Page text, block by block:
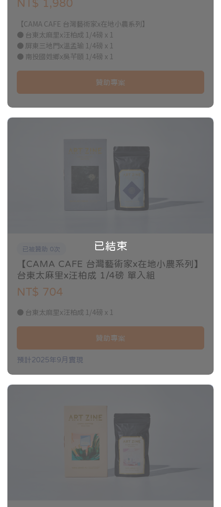
NT$ 1,980
【CAMA CAFE 台灣藝術家x在地小農系列】
● 台東太麻里x汪柏成 1/4磅 x 1
● 屏東三地門x溫孟瑜 1/4磅 x 1
● 南投國姓鄉x吳芊頤 1/4磅 x 1
贊助專案
已結束
已被贊助 0次
【CAMA CAFE 台灣藝術家x在地小農系列】
台東太麻里x汪柏成 1/4磅 單入組
NT$ 704
● 台東太麻里x汪柏成 1/4磅 x 1
贊助專案
預計2025年9月實現